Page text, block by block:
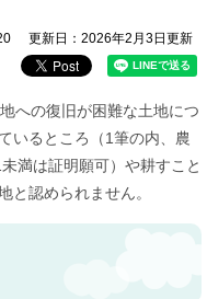
更新日：2026年2月3日更新
への復旧が困難な土地につ
いるところ（1筆の内、農
満は証明願可）や耕すこと
と認められません。